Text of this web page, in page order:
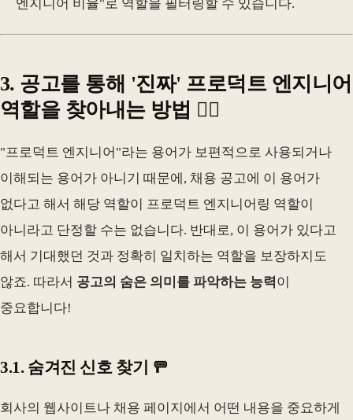
엔지니어 비율"로 역할을 필터링할 수 있습니다.
3. 공고를 통해 '진짜' 프로덕트 엔지니어
역할을 찾아내는 방법 🕵️‍♂️
"프로덕트 엔지니어"라는 용어가 보편적으로 사용되거나
이해되는 용어가 아니기 때문에, 채용 공고에 이 용어가
없다고 해서 해당 역할이 프로덕트 엔지니어링 역할이
아니라고 단정할 수는 없습니다. 반대로, 이 용어가 있다고
해서 기대했던 것과 정확히 일치하는 역할을 보장하지도
않죠. 따라서 공고의 숨은 의미를 파악하는 능력이
중요합니다!
3.1. 숨겨진 신호 찾기 🚥
회사의 웹사이트나 채용 페이지에서 어떤 내용을 중요하게